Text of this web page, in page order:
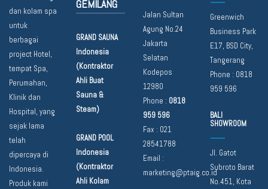
dan kolam spa
untuk
berbagai
project Hotel,
tempat Spa,
Perumahan,
Klinik dan
Hospital, yang
sejak lama
telah
dipercaya di
Indonesia.
Produk kami
GEMILANG
GRAND SAUNA
Indonesia
(Kontraktor
Ahli Buat
Sauna &
Steam)
GRAND POOL
Indonesia
(Kontraktor
Ahli Kolam
Jalan Sultan
Agung No.24
Jakarta
Selatan
Kodepos
12980
Phone : 0818
959 596
Fax : 021
28541788
Email :
marketing@ptaig.co.id
Greenwich
Business Park
E17, BSD City,
Tangerang
Phone : 0818
959 596
BALI
SHOWROOM
Jl. Gatot
Subroto Barat
No.451, Kota